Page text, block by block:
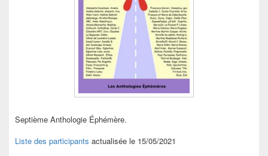
Septième Anthologie Éphémère.
Liste des participants actualisée le 15/05/2021